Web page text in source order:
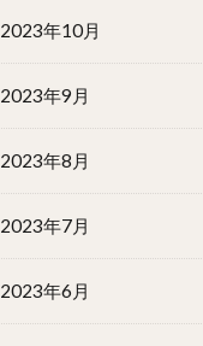
2023年10月
2023年9月
2023年8月
2023年7月
2023年6月